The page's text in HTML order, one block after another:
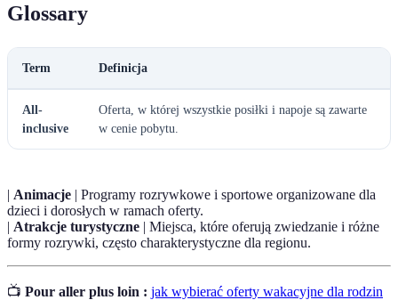
Glossary
Term Definicja
All-
inclusive
Oferta, w której wszystkie posiłki i napoje są zawarte
w cenie pobytu.
| Animacje | Programy rozrywkowe i sportowe organizowane dla
dzieci i dorosłych w ramach oferty.
| Atrakcje turystyczne | Miejsca, które oferują zwiedzanie i różne
formy rozrywki, często charakterystyczne dla regionu.
📺 Pour aller plus loin : jak wybierać oferty wakacyjne dla rodzin